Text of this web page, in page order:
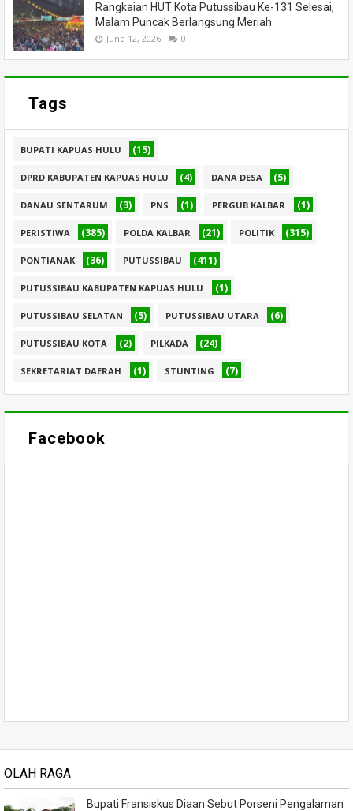
Rangkaian HUT Kota Putussibau Ke-131 Selesai,
Malam Puncak Berlangsung Meriah
June 12, 2026 0
Tags
BUPATI KAPUAS HULU (15)
DPRD KABUPATEN KAPUAS HULU (4) DANA DESA (5)
DANAU SENTARUM (3) PNS (1) PERGUB KALBAR (1)
PERISTIWA (385) POLDA KALBAR (21) POLITIK (315)
PONTIANAK (36) PUTUSSIBAU (411)
PUTUSSIBAU KABUPATEN KAPUAS HULU (1)
PUTUSSIBAU SELATAN (5) PUTUSSIBAU UTARA (6)
PUTUSSIBAU KOTA (2) PILKADA (24)
SEKRETARIAT DAERAH (1) STUNTING (7)
Facebook
OLAH RAGA
Bupati Fransiskus Diaan Sebut Porseni Pengalaman